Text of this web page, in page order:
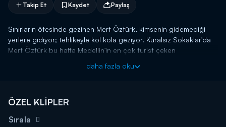
Takip Et Kaydet Paylaş
Sınırların ötesinde gezinen Mert Öztürk, kimsenin gidemediği
yerlere gidiyor; tehlikeyle kol kola geziyor. Kuralsız Sokaklar'da
Mert Öztürk bu hafta Medellin'in en çok turist çeken
daha fazla oku
ÖZEL KLİPLER
Sırala